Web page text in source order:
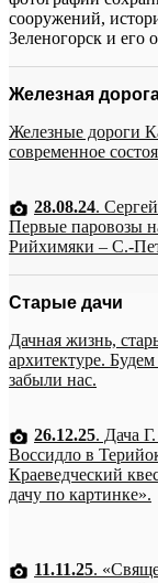
сооружений,
Зеленогорск и его
Железная
Железные дороги
современное
28.08.24.
Первые паровозы
Рийхимяки – С.-
Старые дачи
Дачная жизнь,
архитектуре.
забыли нас.
26.12.25. Дача
Воссидло в
Краеведческий
дачу по картинке».
11.11.25.